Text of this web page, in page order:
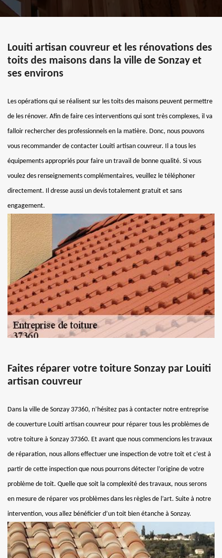
Louiti artisan couvreur et les rénovations des
toits des maisons dans la ville de Sonzay et
ses environs
Les opérations qui se réalisent sur les toits des maisons peuvent permettre
de les rénover. Afin de faire ces interventions qui sont très complexes, il va
falloir rechercher des professionnels en la matière. Donc, nous pouvons
vous recommander de contacter Louiti artisan couvreur. Il a tous les
équipements appropriés pour faire un travail de bonne qualité. Si vous
voulez des renseignements complémentaires, veuillez le téléphoner
directement. Il dresse aussi un devis totalement gratuit et sans
engagement.
Faites réparer votre toiture Sonzay par Louiti
artisan couvreur
Dans la ville de Sonzay 37360, n’hésitez pas à contacter notre entreprise
de couverture Louiti artisan couvreur pour réparer tous les problèmes de
votre toiture à Sonzay 37360. Et avant que nous commencions les travaux
de réparation, nous allons effectuer une inspection de votre toit et c’est à
partir de cette inspection que nous pourrons détecter l’origine de votre
problème de toit. Quelle que soit la complexité des travaux, nous serons
en mesure de réparer vos problèmes dans les règles de l’art. Suite à notre
intervention, vous allez bénéficier d’un toit bien étanche à Sonzay.